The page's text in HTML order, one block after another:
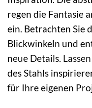
regen die Fantasie
ein. Betrachten Sie
Blickwinkeln und
neue Details.
des Stahls
für Ihre eigenen